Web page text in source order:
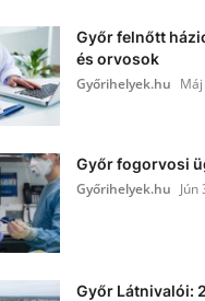
Győr felnőtt
és orvosok
Győrihelyek.hu
Győr fogorvosi
Győrihelyek.hu Jún
Győr Látnivalói: